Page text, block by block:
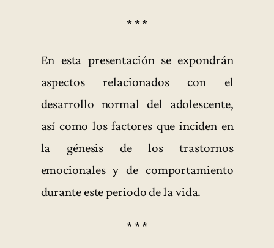
* * *
En esta presentación se expondrán
aspectos relacionados con el
desarrollo normal del adolescente,
así como los factores que inciden en
la génesis de los trastornos
emocionales y de comportamiento
durante este periodo de la vida.
* * *